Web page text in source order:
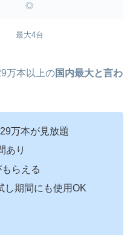
◎
最大4台
万本以上の国内最大と言わ
万本が見放題
あり
らえる
し期間にも使用OK